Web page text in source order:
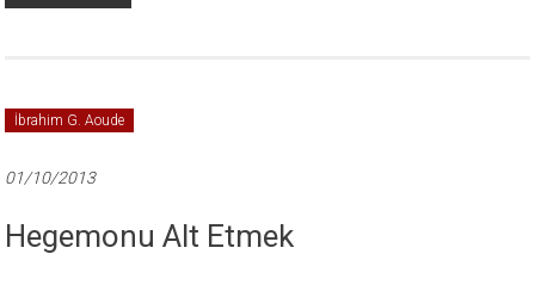
İbrahim G. Aoude
01/10/2013
Hegemonu Alt Etmek